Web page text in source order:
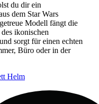
du dir ein
dem Star Wars
Modell fängt die
ikonischen
sorgt für einen echten
Büro oder in der
Helm